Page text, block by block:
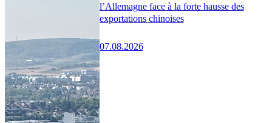
l’Allemagne face à la forte hausse des
exportations chinoises
07.08.2026